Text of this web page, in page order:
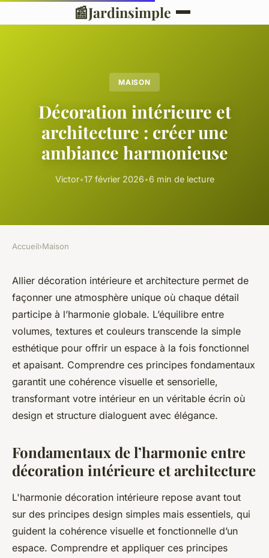
📰Jardinsimple
MAISON
Décoration intérieure et
architecture : créer une
ambiance harmonieuse
Victor•17 février 2026•6 min de lecture
Accueil›Maison
Allier décoration intérieure et architecture permet de
façonner une atmosphère unique où chaque détail
participe à l’harmonie globale. L’équilibre entre
volumes, textures et couleurs transcende la simple
esthétique pour offrir un espace à la fois fonctionnel
et apaisant. Comprendre ces principes fondamentaux
garantit une cohérence visuelle et sensorielle,
transformant votre intérieur en un véritable écrin où
design et structure dialoguent avec élégance.
Fondamentaux de l’harmonie entre
décoration intérieure et architecture
L'harmonie décoration intérieure repose avant tout
sur des principes design simples mais essentiels, qui
guident la cohérence visuelle et fonctionnelle d’un
espace. Comprendre et appliquer ces principes